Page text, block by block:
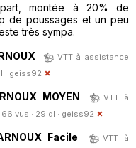
montée à 20% de
de poussages et un peu
très sympa.
VTT à assistance
· geiss92
MOYEN
VTT à
vus · 29 dl · geiss92
Facile
VTT à